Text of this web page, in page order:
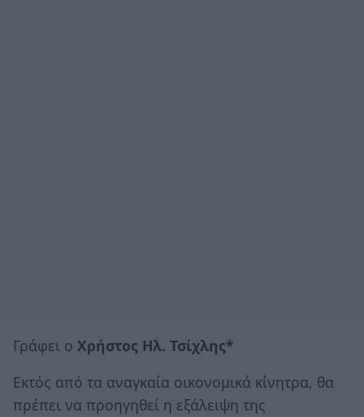
Γράφει ο Χρήστος Ηλ. Τσίχλης*
Εκτός από τα αναγκαία οικονομικά κίνητρα, θα
πρέπει να προηγηθεί η εξάλειψη της